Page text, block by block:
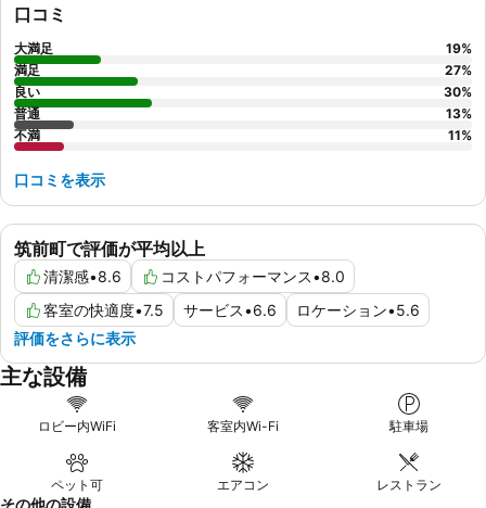
筑前町で評価が平均以上
清潔感•8.6 コストパフォーマンス•8.0
客室の快適度•7.5 サービス•6.6 ロケーション•5.6
評価をさらに表示
口コミ
大満足 19%
満足
27%
良い
30%
普通
13%
不満
11%
口コミを表示
主な設備
ロビー内WiFi 客室内Wi-Fi 駐車場
ペット可 エアコン レストラン
その他の設備